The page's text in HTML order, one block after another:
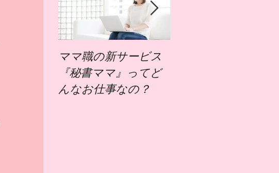
ママ職の新サービス
『秘書ママ』ってど
んなお仕事なの？